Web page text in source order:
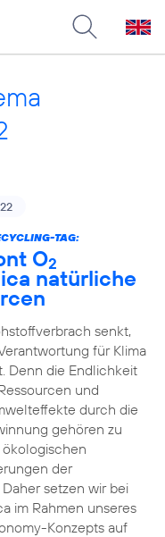
TAG:
O2
natürliche
senkt,
für Klima
Denn die Endlichkeit
und
durch die
gehören zu
der
setzen wir bei
im Rahmen unseres
Konzepts auf